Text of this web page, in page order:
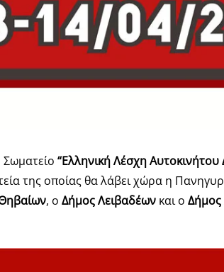
“Ελληνική Λέσχη Αυτοκινήτου
της οποίας θα λάβει χώρα η
, ο Δήμος Λειβαδέων και ο Δήμος